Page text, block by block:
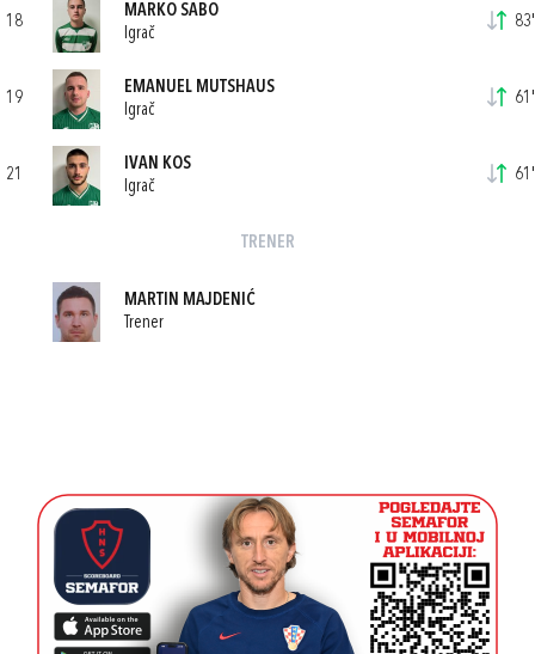
18
MARKO SABO
Igrač
83'
19
EMANUEL MUTSHAUS
Igrač
61'
21
IVAN KOS
Igrač
61'
TRENER
MARTIN MAJDENIĆ
Trener